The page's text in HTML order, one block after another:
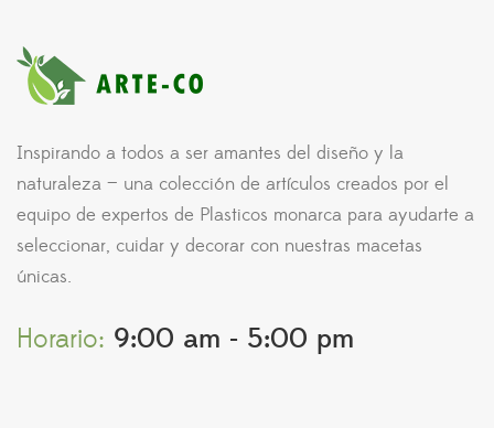
Inspirando a todos a ser amantes del diseño y la
naturaleza — una colección de artículos creados por el
equipo de expertos de Plasticos monarca para ayudarte a
seleccionar, cuidar y decorar con nuestras macetas
únicas.
Horario: 9:00 am - 5:00 pm